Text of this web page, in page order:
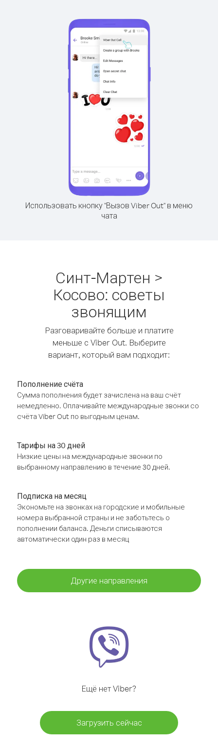
Использовать кнопку "Вызов Viber Out" в меню
чата
Синт-Мартен >
Косово: советы
звонящим
Разговаривайте больше и платите
меньше с Viber Out. Выберите
вариант, который вам подходит:
Пополнение счёта
Сумма пополнения будет зачислена на ваш счёт
немедленно. Оплачивайте международные звонки со
счёта Viber Out по выгодным ценам.
Тарифы на 30 дней
Низкие цены на международные звонки по
выбранному направлению в течение 30 дней.
Подписка на месяц
Экономьте на звонках на городские и мобильные
номера выбранной страны и не заботьтесь о
пополнении баланса. Деньги списываются
автоматически один раз в месяц
Другие направления
Ещё нет Viber?
Загрузить сейчас